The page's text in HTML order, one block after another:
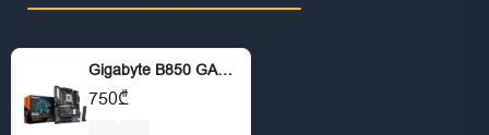
Gigabyte B850 GAMING X DDR5 AM5
750₾